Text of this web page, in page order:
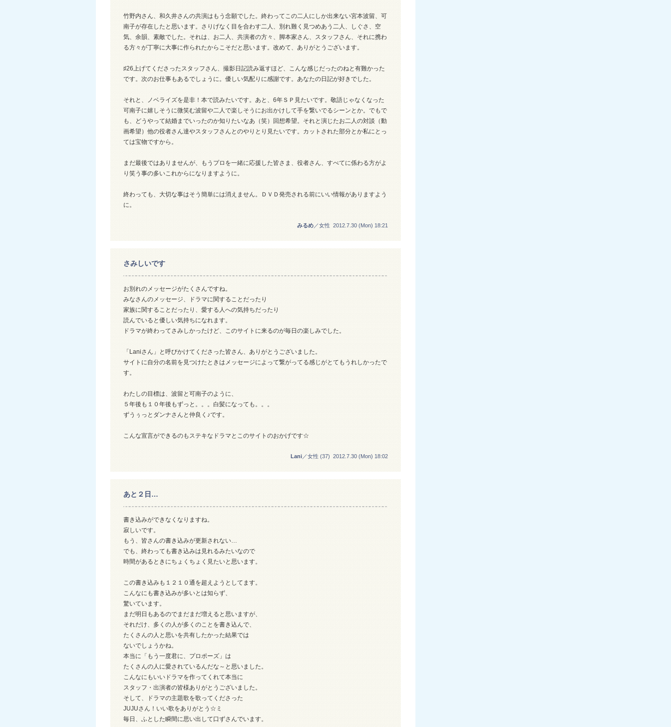
竹野内さん、和久井さんの共演はもう念願でした。終わってこの二人にしか出来ない宮本波留、可
南子が存在したと思います。さりげなく目を合わす二人、別れ難く見つめあう二人、しぐさ、空
気、余韻、素敵でした。それは、お二人、共演者の方々、脚本家さん、スタッフさん、それに携わ
る方々が丁寧に大事に作られたからこそだと思います。改めて、ありがとうございます。
♯26上げてくださったスタッフさん、撮影日記読み返すほど、こんな感じだったのねと有難かった
です。次のお仕事もあるでしょうに。優しい気配りに感謝です。あなたの日記が好きでした。
それと、ノベライズを是非！本で読みたいです。あと、6年ＳＰ見たいです。敬語じゃなくなった
可南子に嬉しそうに微笑む波留や二人で楽しそうにお出かけして手を繋いでるシーンとか。でもで
も、どうやって結婚までいったのか知りたいなあ（笑）回想希望。それと演じたお二人の対談（動
画希望）他の役者さん達やスタッフさんとのやりとり見たいです。カットされた部分とか私にとっ
ては宝物ですから。
まだ最後ではありませんが、もうプロを一緒に応援した皆さま、役者さん、すべてに係わる方がよ
り笑う事の多いこれからになりますように。
終わっても、大切な事はそう簡単には消えません。ＤＶＤ発売される前にいい情報がありますよう
に。
みるめ ／女性 2012.7.30 (Mon) 18:21
さみしいです
お別れのメッセージがたくさんですね。
みなさんのメッセージ、ドラマに関することだったり
家族に関することだったり、愛する人への気持ちだったり
読んでいると優しい気持ちになれます。
ドラマが終わってさみしかったけど、このサイトに来るのが毎日の楽しみでした。
「Laniさん」と呼びかけてくださった皆さん、ありがとうございました。
サイトに自分の名前を見つけたときはメッセージによって繋がってる感じがとてもうれしかったで
す。
わたしの目標は、波留と可南子のように、
５年後も１０年後もずっと。。。白髪になっても。。。
ずうぅっとダンナさんと仲良く♪です。
こんな宣言ができるのもステキなドラマとこのサイトのおかげです☆
Lani ／女性 (37) 2012.7.30 (Mon) 18:02
あと２日…
書き込みができなくなりますね。
寂しいです。
もう、皆さんの書き込みが更新されない…
でも、終わっても書き込みは見れるみたいなので
時間があるときにちょくちょく見たいと思います。
この書き込みも１２１０通を超えようとしてます。
こんなにも書き込みが多いとは知らず、
驚いています。
まだ明日もあるのでまだまだ増えると思いますが、
それだけ、多くの人が多くのことを書き込んで、
たくさんの人と思いを共有したかった結果では
ないでしょうかね。
本当に「もう一度君に、プロポーズ」は
たくさんの人に愛されているんだな～と思いました。
こんなにもいいドラマを作ってくれて本当に
スタッフ・出演者の皆様ありがとうございました。
そして、ドラマの主題歌を歌ってくださった
JUJUさん！いい歌をありがとう☆ミ
毎日、ふとした瞬間に思い出して口ずさんでいます。